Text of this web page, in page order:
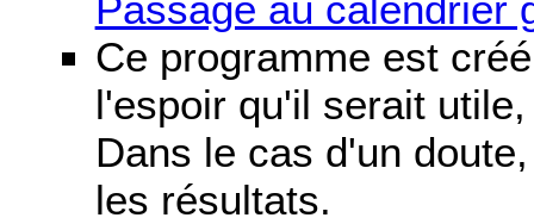
Ce programme est
l'espoir qu'il serait
Dans le cas d'un
les résultats.